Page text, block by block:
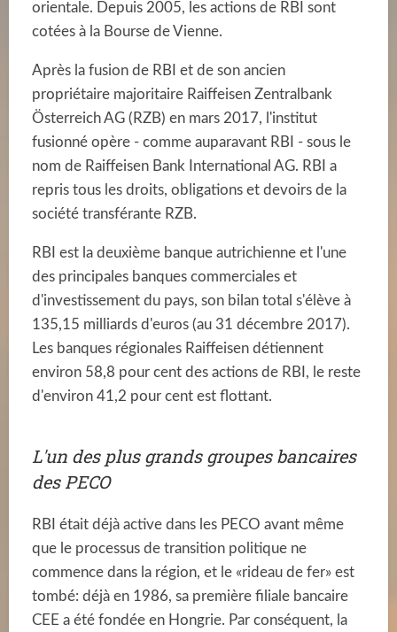
orientale. Depuis 2005, les actions de RBI sont
cotées à la Bourse de Vienne.
Après la fusion de RBI et de son ancien
propriétaire majoritaire Raiffeisen Zentralbank
Österreich AG (RZB) en mars 2017, l'institut
fusionné opère - comme auparavant RBI - sous le
nom de Raiffeisen Bank International AG. RBI a
repris tous les droits, obligations et devoirs de la
société transférante RZB.
RBI est la deuxième banque autrichienne et l'une
des principales banques commerciales et
d'investissement du pays, son bilan total s'élève à
135,15 milliards d'euros (au 31 décembre 2017).
Les banques régionales Raiffeisen détiennent
environ 58,8 pour cent des actions de RBI, le reste
d'environ 41,2 pour cent est flottant.
L'un des plus grands groupes bancaires
des PECO
RBI était déjà active dans les PECO avant même
que le processus de transition politique ne
commence dans la région, et le «rideau de fer» est
tombé: déjà en 1986, sa première filiale bancaire
CEE a été fondée en Hongrie. Par conséquent, la